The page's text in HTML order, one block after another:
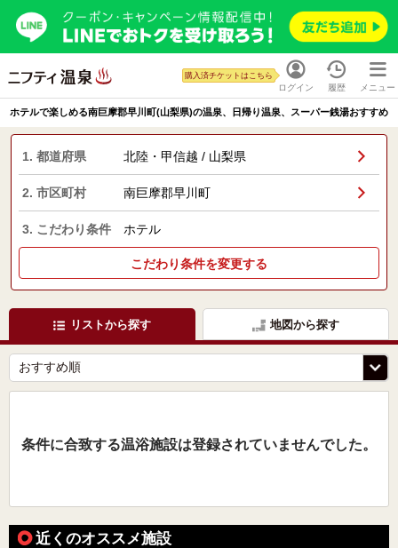
ログイン
購入済チケットはこちら
履歴 メニュー
ホテルで楽しめる南巨摩郡早川町(山梨県)の温泉、日帰り温泉、スーパー銭湯おすすめ
1. 都道府県 北陸・甲信越 / 山梨県
2. 市区町村 南巨摩郡早川町
3. こだわり条件 ホテル
こだわり条件を変更する
リストから探す 地図から探す
条件に合致する温浴施設は登録されていませんでした。
近くのオススメ施設